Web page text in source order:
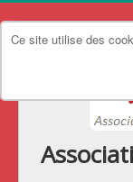
Ce site utilise des